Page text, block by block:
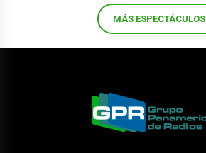
MÁS ESPECTÁCULOS